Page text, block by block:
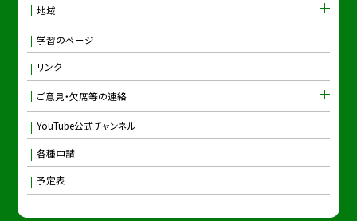
地域
学習のページ
リンク
ご意見・欠席等の連絡
YouTube公式チャンネル
各種申請
予定表